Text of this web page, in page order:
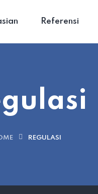
Referensi
REGULASI